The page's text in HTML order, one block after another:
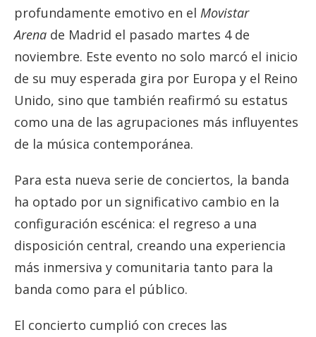
profundamente emotivo en el Movistar
Arena de Madrid el pasado martes 4 de
noviembre. Este evento no solo marcó el inicio
de su muy esperada gira por Europa y el Reino
Unido, sino que también reafirmó su estatus
como una de las agrupaciones más influyentes
de la música contemporánea.
Para esta nueva serie de conciertos, la banda
ha optado por un significativo cambio en la
configuración escénica: el regreso a una
disposición central, creando una experiencia
más inmersiva y comunitaria tanto para la
banda como para el público.
El concierto cumplió con creces las